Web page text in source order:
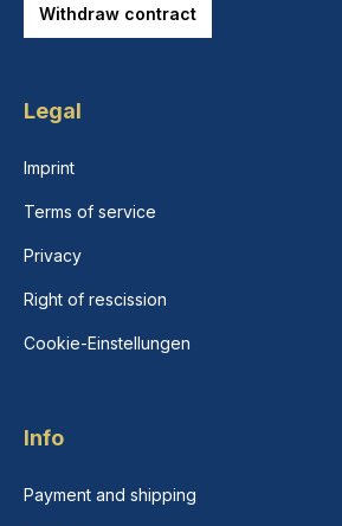
Withdraw contract
Legal
Imprint
Terms of service
Privacy
Right of rescission
Cookie-Einstellungen
Info
Payment and shipping